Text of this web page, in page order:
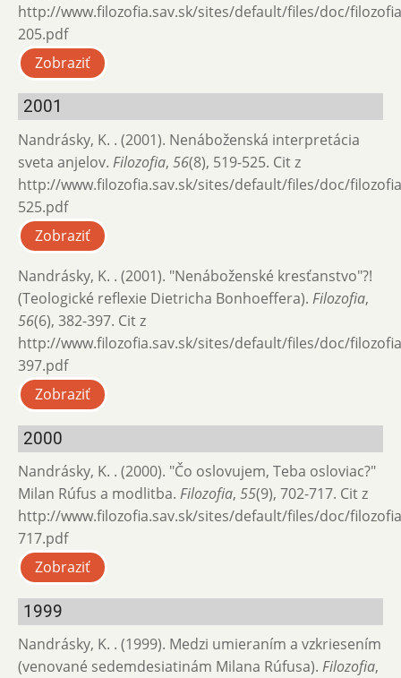
http://www.filozofia.sav.sk/sites/default/files/doc/
205.pdf
Zobraziť
2001
Nandrásky, K. . (2001). Nenáboženská interpretácia
sveta anjelov. Filozofia, 56(8), 519-525. Cit z
http://www.filozofia.sav.sk/sites/default/files/doc/
525.pdf
Zobraziť
Nandrásky, K. . (2001). "Nenáboženské kresťanstvo"?!
(Teologické reflexie Dietricha Bonhoeffera). Filozofia,
56(6), 382-397. Cit z
http://www.filozofia.sav.sk/sites/default/files/doc/
397.pdf
Zobraziť
2000
Nandrásky, K. . (2000). "Čo oslovujem, Teba osloviac?"
Milan Rúfus a modlitba. Filozofia, 55(9), 702-717. Cit z
http://www.filozofia.sav.sk/sites/default/files/doc/
717.pdf
Zobraziť
1999
Nandrásky, K. . (1999). Medzi umieraním a vzkriesením
(venované sedemdesiatinám Milana Rúfusa). Filozofia,